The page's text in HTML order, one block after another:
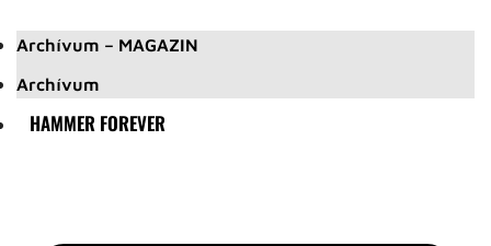
Archívum – MAGAZIN
Archívum
HAMMER FOREVER